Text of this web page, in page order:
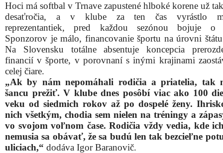
Hoci má softbal v Trnave zapustené hlboké korene už
desaťročia, a v klube za ten čas vyrástlo
reprezentantiek, pred každou sezónou bojuje o
Sponzorov je málo, financovanie športu na úrovni
Na Slovensku totálne absentuje koncepcia
financií v športe, v porovnaní s inými krajinami
celej čiare.
„Ak by nám nepomáhali rodičia a priatelia, tak
šancu prežiť. V klube dnes posôbí viac ako 100
veku od siedmich rokov až po dospelé ženy.
nich všetkým, chodia sem nielen na tréningy a
vo svojom voľnom čase. Rodičia vždy vedia, kde
nemusia sa obávať, že sa budú len tak bezcieľne
uliciach,“ dodáva Igor Baranovič.